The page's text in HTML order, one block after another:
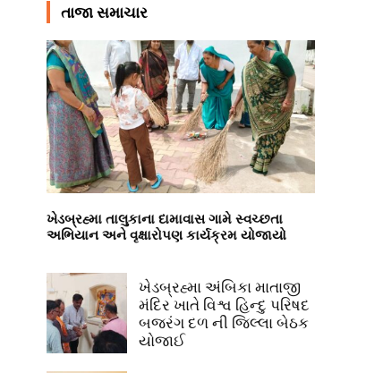
તાજા સમાચાર
ખેડબ્રહ્મા તાલુકાના દામાવાસ ગામે સ્વચ્છતા
અભિયાન અને વૃક્ષારોપણ કાર્યક્રમ યોજાયો
ખેડબ્રહ્મા અંબિકા માતાજી
મંદિર ખાતે વિશ્વ હિન્દુ પરિષદ
બજરંગ દળ ની જિલ્લા બેઠક
યોજાઈ